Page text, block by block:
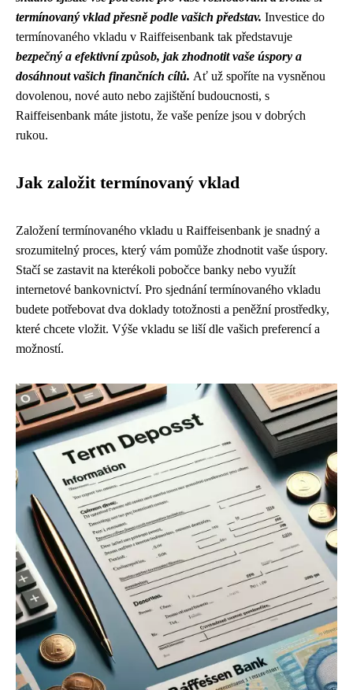
termínovaný vklad přesně podle vašich představ. Investice do
termínovaného vkladu v Raiffeisenbank tak představuje
bezpečný a efektivní způsob, jak zhodnotit vaše úspory a
dosáhnout vašich finančních cílů. Ať už spoříte na vysněnou
dovolenou, nové auto nebo zajištění budoucnosti, s
Raiffeisenbank máte jistotu, že vaše peníze jsou v dobrých
rukou.
Jak založit termínovaný vklad
Založení termínovaného vkladu u Raiffeisenbank je snadný a
srozumitelný proces, který vám pomůže zhodnotit vaše úspory.
Stačí se zastavit na kterékoli pobočce banky nebo využít
internetové bankovnictví. Pro sjednání termínovaného vkladu
budete potřebovat dva doklady totožnosti a peněžní prostředky,
které chcete vložit. Výše vkladu se liší dle vašich preferencí a
možností.